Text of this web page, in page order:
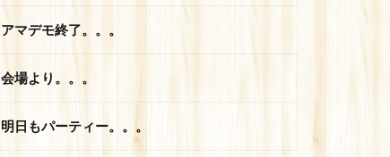
アマデモ終了。。。
会場より。。。
明日もパーティー。。。